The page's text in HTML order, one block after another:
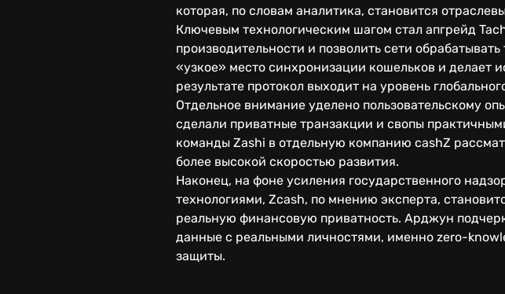
которая, по словам аналитика, становится
Ключевым технологическим шагом стал апгрейд
производительности и позволить сети
«узкое» место синхронизации кошельков и делает
результате протокол выходит на уровень
Отдельное внимание уделено пользовательскому
сделали приватные транзакции и свопы
команды Zashi в отдельную компанию cashZ
более высокой скоростью развития.
Наконец, на фоне усиления государственного
технологиями, Zcash, по мнению эксперта,
реальную финансовую приватность. Арджун
данные с реальными личностями, именно zero-
защиты.